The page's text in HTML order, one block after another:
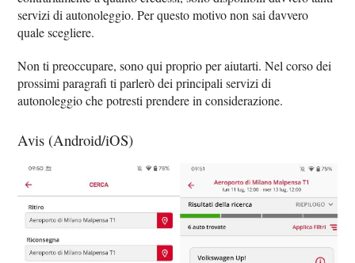
servizi di autonoleggio. Per questo motivo non sai davvero
quale scegliere.
Non ti preoccupare, sono qui proprio per aiutarti. Nel corso dei
prossimi paragrafi ti parlerò dei principali servizi di
autonoleggio che potresti prendere in considerazione.
Avis (Android/iOS)